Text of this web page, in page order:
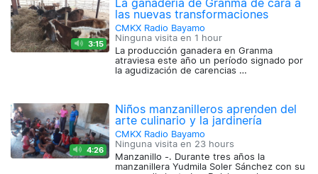
3:15
La ganadería de Granma de cara a
las nuevas transformaciones
CMKX Radio Bayamo
Ninguna visita en 1 hour
La producción ganadera en Granma
atraviesa este año un período signado por
la agudización de carencias …
4:26
Niños manzanilleros aprenden del
arte culinario y la jardinería
CMKX Radio Bayamo
Ninguna visita en 23 hours
Manzanillo -. Durante tres años la
manzanillera Yudmila Soler Sánchez con su